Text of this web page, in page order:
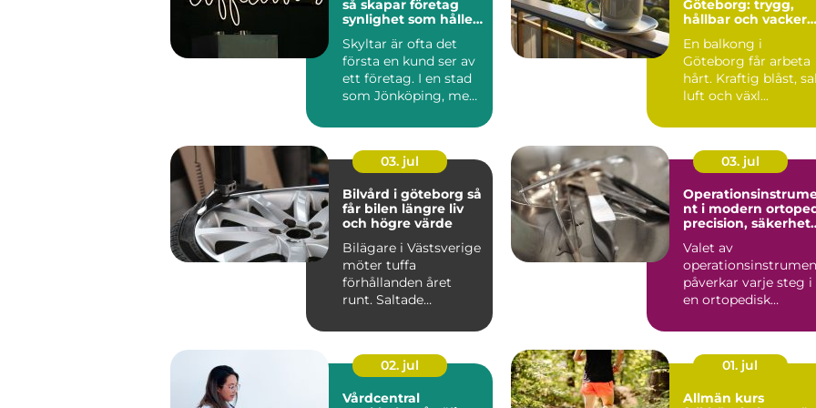
så skapar företag
synlighet som håller
Skyltar är ofta det
första en kund ser av
ett företag. I en stad
som Jönköping, med
Göteborg: trygg,
hållbar och vacker
En balkong i
Göteborg får arbeta
hårt. Kraftig blåst,
luft och växl...
03. jul
Bilvård i göteborg så
får bilen längre liv
och högre värde
Bilägare i Västsverige
möter tuffa
förhållanden året
runt. Saltade
stora delar av ...
03. jul
nt i modern
precision, säkerhet
kvalitet
Valet av
påverkar varje steg i
en ortopedisk
hudsnitt ti...
02. jul
Vårdcentral
01. jul
Allmän kurs